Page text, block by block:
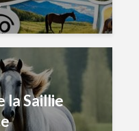
la Saillie